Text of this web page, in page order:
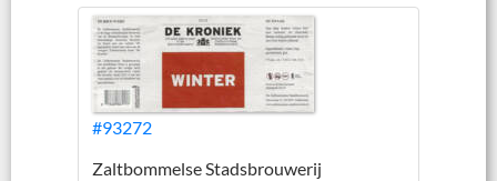
#93272
Zaltbommelse Stadsbrouwerij